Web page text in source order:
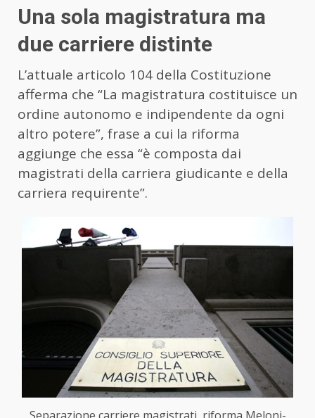
Una sola magistratura ma
due carriere distinte
L’attuale articolo 104 della Costituzione
afferma che “La magistratura costituisce un
ordine autonomo e indipendente da ogni
altro potere”, frase a cui la riforma
aggiunge che essa “è composta dai
magistrati della carriera giudicante e della
carriera requirente”.